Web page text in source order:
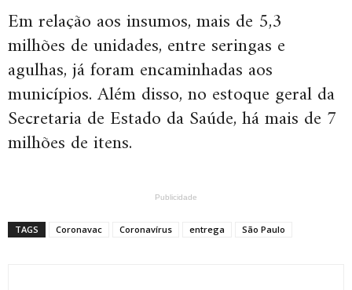
Em relação aos insumos, mais de 5,3
milhões de unidades, entre seringas e
agulhas, já foram encaminhadas aos
municípios. Além disso, no estoque geral da
Secretaria de Estado da Saúde, há mais de 7
milhões de itens.
Publicidade
TAGS Coronavac Coronavírus entrega São Paulo